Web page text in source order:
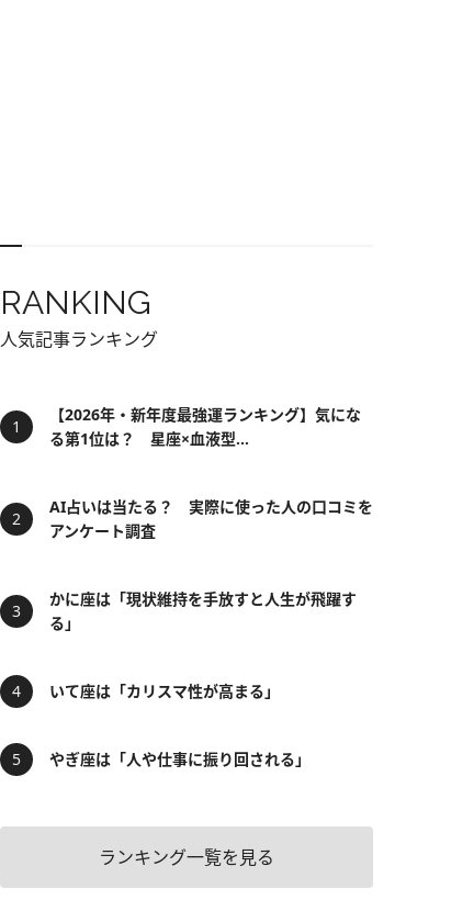
RANKING
人気記事ランキング
【2026年・新年度最強運ランキング】気にな
る第1位は？ 星座×血液型...
AI占いは当たる？ 実際に使った人の口コミを
アンケート調査
かに座は「現状維持を手放すと人生が飛躍す
る」
いて座は「カリスマ性が高まる」
やぎ座は「人や仕事に振り回される」
ランキング一覧を見る